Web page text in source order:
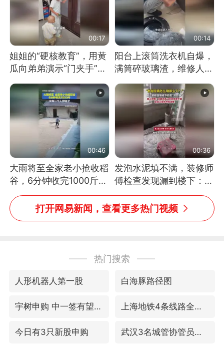
00:17
姐姐的“硬核教育”，用黄
瓜向弟弟演示“门夹手”，
网友：果然言传不如身
教！
00:14
阳台上滚筒洗衣机自爆，
满筒碎玻璃渣，维修人员
称是人为原因，从未见过
洗衣机自爆
00:46
大雨将至全家老小抢收稻
谷，6分钟收完1000斤，
没有一个人掉链子
00:36
发泡水泥填不满，装修师
傅检查发现漏到楼下：出
风口未延伸到外墙
打开网易新闻，查看更多热门视频
热门搜索
人形机器人第一股 白海豚路径图
宇树申购 中一签有望赚20万元 上海地铁4条线路全线停运
今日有3只新股申购 武汉3名城管协管员殴打摊主被刑拘